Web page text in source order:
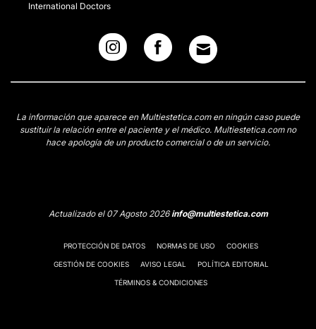
International Doctors
La información que aparece en Multiestetica.com en ningún caso puede
sustituir la relación entre el paciente y el médico. Multiestetica.com no
hace apología de un producto comercial o de un servicio.
Actualizado el 07 Agosto 2026info@multiestetica.com
PROTECCIÓN DE DATOS NORMAS DE USO COOKIES
GESTIÓN DE COOKIES AVISO LEGAL POLÍTICA EDITORIAL
TÉRMINOS & CONDICIONES